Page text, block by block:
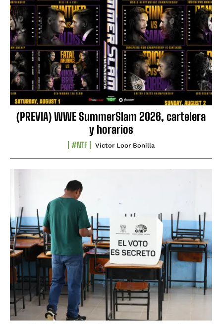
(PREVIA) WWE SummerSlam 2026, cartelera
y horarios
#NTF Víctor Loor Bonilla